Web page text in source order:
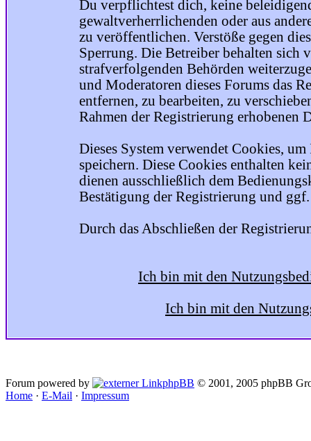
Du verpflichtest dich, keine
gewaltverherrlichenden oder aus
zu veröffentlichen. Verstöße gegen
Sperrung. Die Betreiber behalten sich
strafverfolgenden Behörden
und Moderatoren dieses Forums das
entfernen, zu bearbeiten, zu
Rahmen der Registrierung erhobenen
Dieses System verwendet Cookies,
speichern. Diese Cookies enthalten
dienen ausschließlich dem
Bestätigung der Registrierung und ggf.
Durch das Abschließen der
Ich bin mit den
Ich bin mit den
Forum powered by phpBB © 2001, 2005 phpBB
Home · E-Mail · Impressum